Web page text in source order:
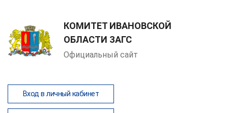
КОМИТЕТ ИВАНОВСКОЙ
ОБЛАСТИ ЗАГС
Официальный сайт
Вход в личный кабинет